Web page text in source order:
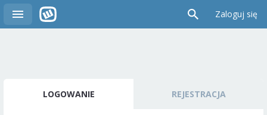
Zaloguj się
LOGOWANIE REJESTRACJA